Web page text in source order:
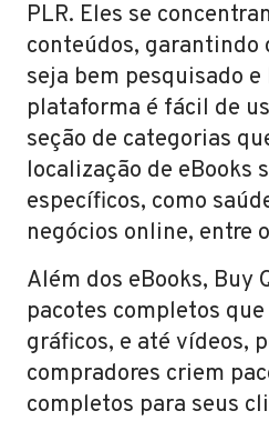
PLR. Eles se
conteúdos, garantindo
seja bem pesquisado
plataforma é fácil de
seção de categorias
localização de eBooks
específicos, como
negócios online, entre
Além dos eBooks, Buy
pacotes completos
gráficos, e até vídeos,
compradores criem
completos para seus